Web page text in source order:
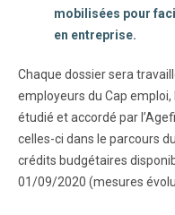
mobilisées pour
en entreprise.
Chaque dossier sera
employeurs du Cap
étudié et accordé par
celles-ci dans le parcours
crédits budgétaires
01/09/2020 (mesures